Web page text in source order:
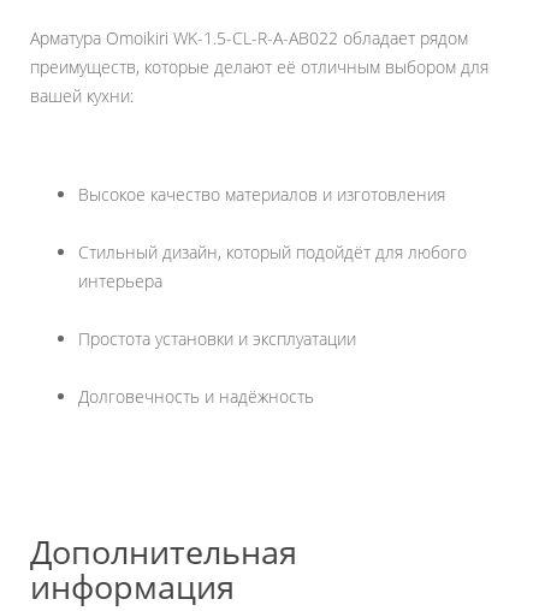
Арматура Omoikiri WK-1.5-CL-R-A-AB022 обладает рядом
преимуществ, которые делают её отличным выбором для
вашей кухни:
Высокое качество материалов и изготовления
Стильный дизайн, который подойдёт для любого
интерьера
Простота установки и эксплуатации
Долговечность и надёжность
Дополнительная
информация